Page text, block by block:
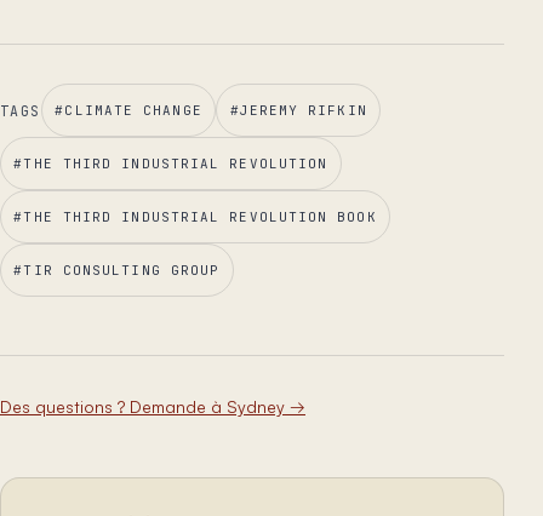
TAGS #CLIMATE CHANGE #JEREMY RIFKIN
#THE THIRD INDUSTRIAL REVOLUTION
#THE THIRD INDUSTRIAL REVOLUTION BOOK
#TIR CONSULTING GROUP
Des questions ? Demande à Sydney →